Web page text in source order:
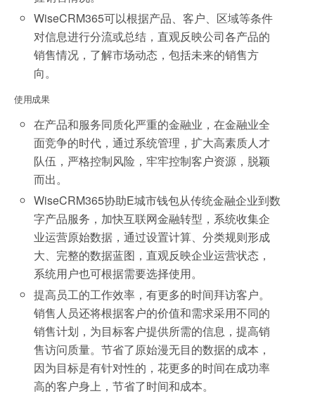
WiseCRM365可以根据产品、客户、区域等条件
对信息进行分流或总结，直观反映公司各产品的
销售情况，了解市场动态，包括未来的销售方
向。
使用成果
在产品和服务同质化严重的金融业，在金融业全
面竞争的时代，通过系统管理，扩大高素质人才
队伍，严格控制风险，牢牢控制客户资源，脱颖
而出。
WiseCRM365协助E城市钱包从传统金融企业到数
字产品服务，加快互联网金融转型，系统收集企
业运营原始数据，通过设置计算、分类规则形成
大、完整的数据蓝图，直观反映企业运营状态，
系统用户也可根据需要选择使用。
提高员工的工作效率，有更多的时间拜访客户。
销售人员还将根据客户的价值和需求采用不同的
销售计划，为目标客户提供所需的信息，提高销
售访问质量。节省了原始漫无目的数据的成本，
因为目标是有针对性的，花更多的时间在成功率
高的客户身上，节省了时间和成本。